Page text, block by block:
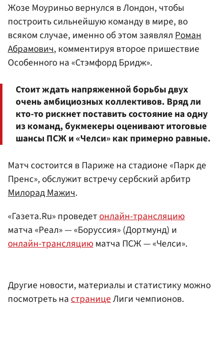
Жозе Моуриньо вернулся в Лондон, чтобы
построить сильнейшую команду в мире, во
всяком случае, именно об этом заявлялРоман
Абрамович, комментируя второе пришествие
Особенного на «Стэмфорд Бридж».
Стоит ждать напряженной борьбы двух
очень амбициозных коллективов. Вряд ли
кто-то рискнет поставить состояние на одну
из команд, букмекеры оценивают итоговые
шансы ПСЖ и «Челси» как примерно равные.
Матч состоится в Париже на стадионе «Парк де
Пренс», обслужит встречу сербский арбитр
Милорад Мажич.
«Газета.Ru» проведетонлайн-трансляцию
матча «Реал» — «Боруссия» (Дортмунд) и
онлайн-трансляциюматча ПСЖ — «Челси».
Другие новости, материалы и статистику можно
посмотреть настраницеЛиги чемпионов.